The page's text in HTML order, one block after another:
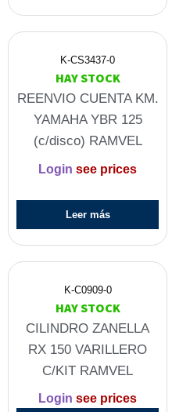
K-CS3437-0
HAY STOCK
REENVIO CUENTA KM.
YAMAHA YBR 125
(c/disco) RAMVEL
Login see prices
Leer más
K-C0909-0
HAY STOCK
CILINDRO ZANELLA
RX 150 VARILLERO
C/KIT RAMVEL
Login see prices